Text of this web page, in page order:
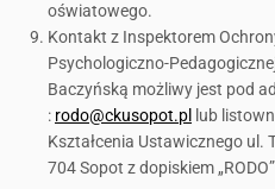
oświatowego.
Kontakt z Inspektorem
Psychologiczno-
Baczyńską możliwy jest pod
: rodo@ckusopot.pl
lub
Kształcenia Ustawicznego ul.
704 Sopot z dopiskiem